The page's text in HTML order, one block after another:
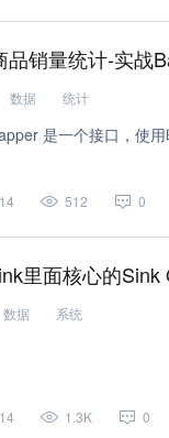
品销量统计-实
数据 统计
是一个接口，使
512 0
里面核心的
数据 系统
1.3K 0